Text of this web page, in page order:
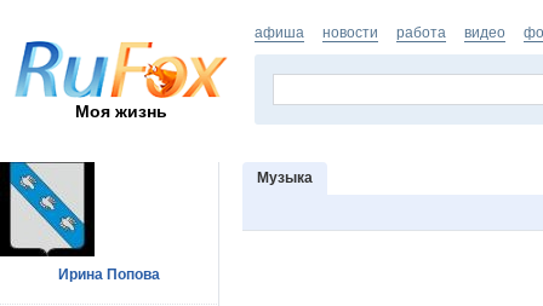
Моя жизнь
афиша новости работа видео
Музыка
Ирина Попова